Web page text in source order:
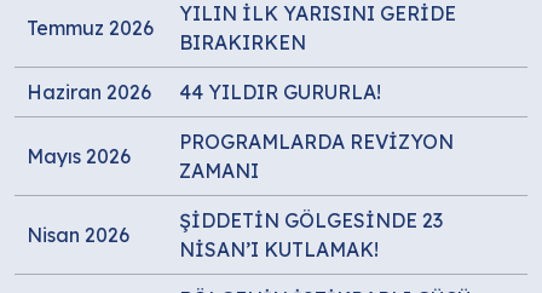
Temmuz 2026
YILIN İLK YARISINI GERİDE
BIRAKIRKEN
Haziran 2026 44 YILDIR GURURLA!
Mayıs 2026
PROGRAMLARDA REVİZYON
ZAMANI
Nisan 2026
ŞİDDETİN GÖLGESİNDE 23
NİSAN’I KUTLAMAK!